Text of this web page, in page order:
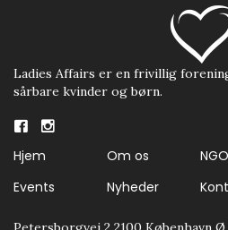
Ladies Affairs er en frivillig
sårbare kvinder og børn.
Hjem Om os NGO
Events
Nyheder